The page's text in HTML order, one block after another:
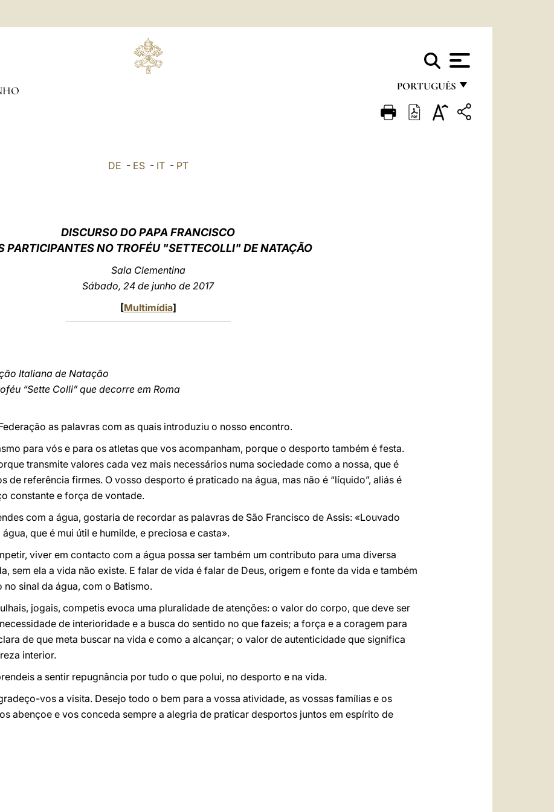
PORTUGUÊS
FRANÇAIS
DE - ES- IT- PT
DISCURSO DO PAPA FRANCISCO
PARTICIPANTES NO TROFÉU "SETTECOLLI"DE NATAÇÃO
Sala Clementina
Sábado, 24 de junho de 2017
[Multimídia]
Italiana de Natação
“Sette Colli” que decorre em Roma
as palavras com as quais introduziu o nosso encontro.
para vós e para os atletas que vos acompanham, porque o desporto também é festa.
transmite valores cada vez mais necessários numa sociedade como a nossa, que é
de referência firmes. O vosso desporto é praticado na água, mas não é “líquido”, aliás é
constante e força de vontade.
com a água, gostaria de recordar as palavras de São Francisco de Assis: «Louvado
que é mui útil e humilde, e preciosa e casta».
viver em contacto com a água possa ser também um contributo para uma diversa
sem ela a vida não existe. E falar de vida é falar de Deus, origem e fonte da vida e também
sinal da água, com o Batismo.
jogais, competis evoca uma pluralidade de atenções: o valor do corpo, que deve ser
de interioridade e a busca do sentido no que fazeis; a força e a coragem para
de que meta buscar na vida e como a alcançar; o valor de autenticidade que significa
interior.
a sentir repugnância por tudo o que polui, no desporto e na vida.
vos a visita. Desejo todo o bem para a vossa atividade, as vossas famílias e os
abençoe e vos conceda sempre a alegria de praticar desportos juntos em espírito de